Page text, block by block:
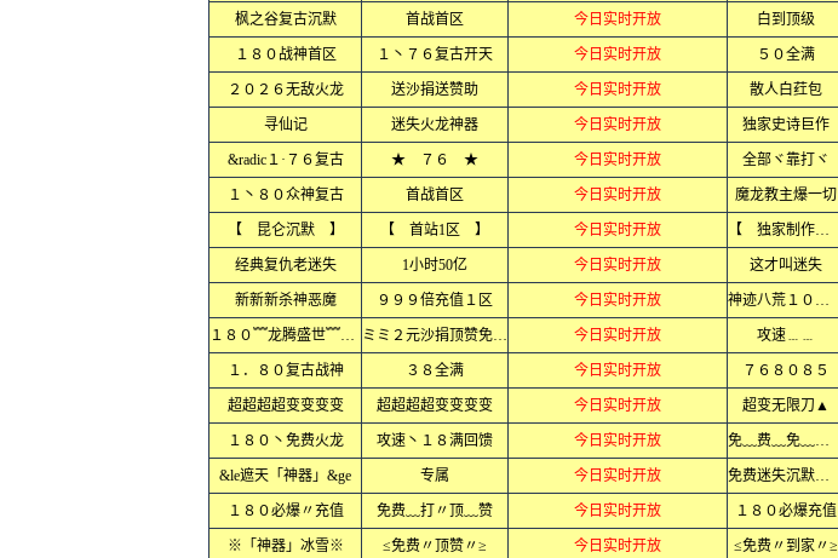
枫之谷复古沉默 首战首区 今日实时开放 白到顶级
１８０战神首区 １丶７６复古开天 今日实时开放 ５０全满
２０２６无敌火龙 送沙捐送赞助 今日实时开放 散人白荭包
寻仙记 迷失火龙神器 今日实时开放 独家史诗巨作
&radic１·７６复古 ★ ７６ ★ 今日实时开放 全部ヾ靠打ヾ
１丶８０众神复古 首战首区 今日实时开放 魔龙教主爆一切
【 昆仑沉默 】 【 首站1区 】 今日实时开放 【 独家制作 】
经典复仇老迷失 1小时50亿 今日实时开放 这才叫迷失
新新新杀神恶魔 ９９９倍充值１区 今日实时开放 神迹八荒１０大陆
１８０﹌龙腾盛世﹌火龙﹌ ミミ２元沙捐顶赞免费ミミ 今日实时开放 攻速﹍﹍
１．８０复古战神 ３８全满 今日实时开放 ７６８０８５
超超超超变变变变 超超超超变变变变 今日实时开放 超变无限刀▲
１８０丶免费火龙 攻速丶１８满回馈 今日实时开放 免﹏费﹏免﹏费﹏
&le遮天「神器」&ge 专属 今日实时开放 免费迷失沉默专属
１８０必爆〃充值 免费﹏打〃顶﹏赞 今日实时开放 １８０必爆充值
※「神器」冰雪※ ≤免费〃顶赞〃≥ 今日实时开放 ≤免费〃到家〃≥